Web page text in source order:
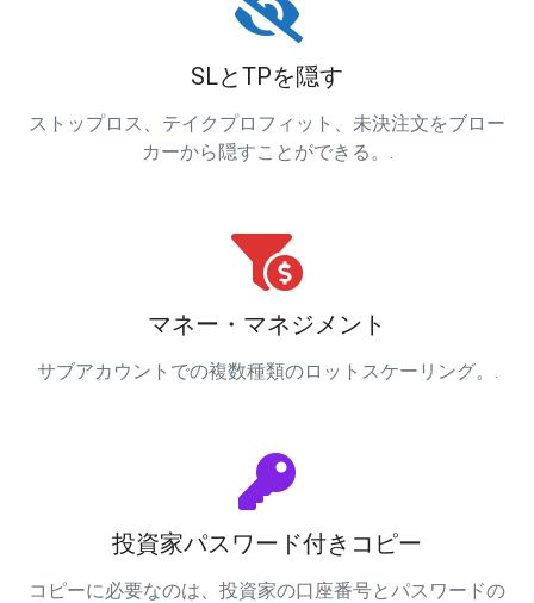
SLとTPを隠す
ストップロス、テイクプロフィット、未決注文をブロー
カーから隠すことができる。.
マネー・マネジメント
サブアカウントでの複数種類のロットスケーリング。.
投資家パスワード付きコピー
コピーに必要なのは、投資家の口座番号とパスワードの